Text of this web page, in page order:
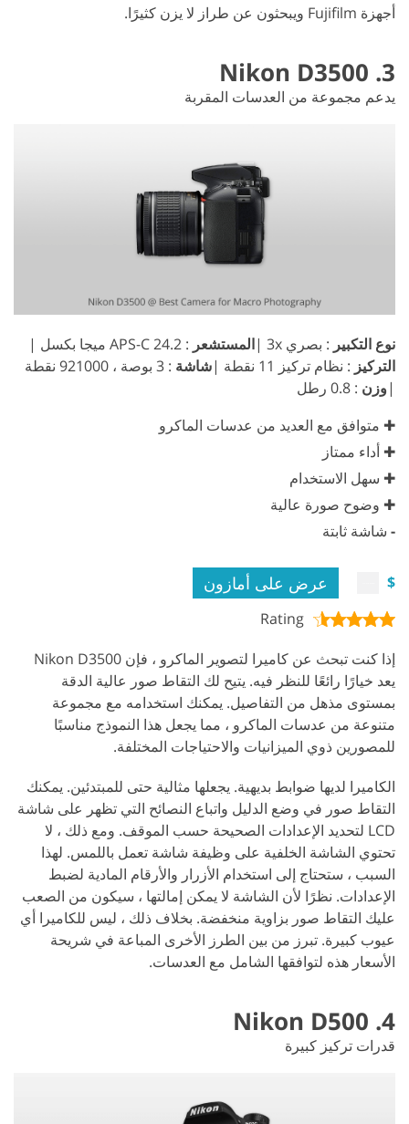
أجهزة Fujifilm ويبحثون عن طراز لا يزن كثيرًا.
3. Nikon D3500
يدعم مجموعة من العدسات المقربة
نوع التكبير : بصري 3x | المستشعر : APS-C 24.2 ميجا بكسل |
التركيز : نظام تركيز 11 نقطة | شاشة
: 3 بوصة ، 921000 نقطة
|وزن : 0.8 رطل
✚ متوافق مع العديد من عدسات الماكرو
✚ أداء ممتاز
✚ سهل الاستخدام
✚ وضوح صورة عالية
- شاشة ثابتة
$ عرض على أمازون
Rating
إذا كنت تبحث عن كاميرا لتصوير الماكرو ، فإن Nikon D3500
يعد خيارًا رائعًا للنظر فيه. يتيح لك التقاط صور عالية الدقة
بمستوى مذهل من التفاصيل. يمكنك استخدامه مع مجموعة
متنوعة من عدسات الماكرو ، مما يجعل هذا النموذج مناسبًا
للمصورين ذوي الميزانيات والاحتياجات المختلفة.
الكاميرا لديها ضوابط بديهية. يجعلها مثالية حتى للمبتدئين. يمكنك
التقاط صور في وضع الدليل واتباع النصائح التي تظهر على شاشة
LCD لتحديد الإعدادات الصحيحة حسب الموقف. ومع ذلك ، لا
تحتوي الشاشة الخلفية على وظيفة شاشة تعمل باللمس. لهذا
السبب ، ستحتاج إلى استخدام الأزرار والأرقام المادية لضبط
الإعدادات. نظرًا لأن الشاشة لا يمكن إمالتها ، سيكون من الصعب
عليك التقاط صور بزاوية منخفضة. بخلاف ذلك ، ليس للكاميرا أي
عيوب كبيرة. تبرز من بين الطرز الأخرى المباعة في شريحة
الأسعار هذه لتوافقها الشامل مع العدسات.
4. Nikon D500
قدرات تركيز كبيرة